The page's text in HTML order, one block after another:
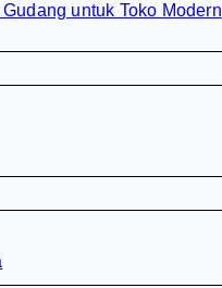
untuk Toko Modern